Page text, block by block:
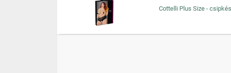
Cottelli Plus Size -